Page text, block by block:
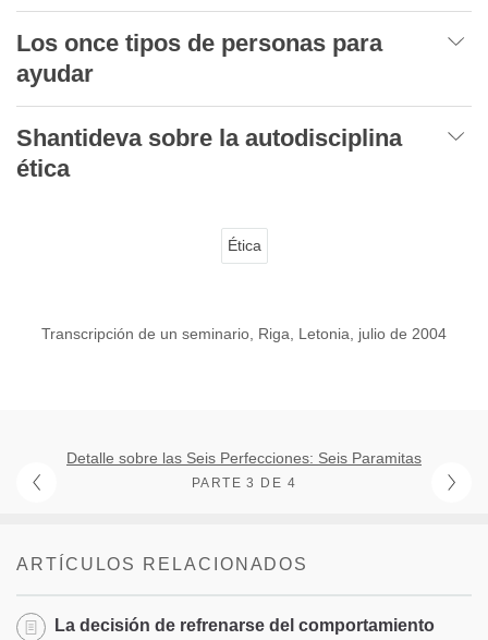
Los once tipos de personas para
ayudar
Shantideva sobre la autodisciplina
ética
Ética
Transcripción de un seminario, Riga, Letonia, julio de 2004
Detalle sobre las Seis Perfecciones: Seis Paramitas
PARTE 3 DE 4
ARTÍCULOS RELACIONADOS
La decisión de refrenarse del comportamiento